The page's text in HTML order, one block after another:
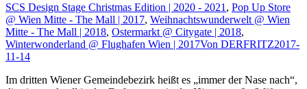
SCS Design Stage Christmas Edition | 2020 - 2021 , Pop Up Store
@ Wien Mitte - The Mall | 2017, Weihnachtswunderwelt @ Wien
Mitte - The Mall | 2018, Ostermarkt @ Citygate | 2018,
Winterwonderland @ Flughafen Wien | 2017Von DERFRITZ2017-
11-14
Im dritten Wiener Gemeindebezirk heißt es „immer der Nase nach“,